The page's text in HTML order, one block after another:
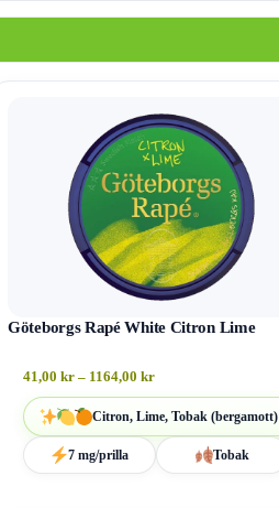
Göteborgs Rapé White Citron Lime
41,00 kr – 1164,00 kr
Citron, Lime, Tobak (bergamott)
7 mg/prilla Tobak